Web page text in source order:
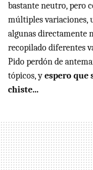
bastante neutro, pero
múltiples variaciones,
algunas directamente
recopilado diferentes
Pido perdón de
tópicos, yespero que
chiste...